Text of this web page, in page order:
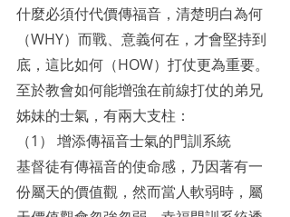
什麼必須付代價傳福音，清楚明白為何
（WHY）而戰、意義何在，才會堅持到
底，這比如何（HOW）打仗更為重要。
至於教會如何能增強在前線打仗的弟兄
姊妹的士氣，有兩大支柱：
（1） 增添傳福音士氣的門訓系統
基督徒有傳福音的使命感，乃因著有一
份屬天的價值觀，然而當人軟弱時，屬